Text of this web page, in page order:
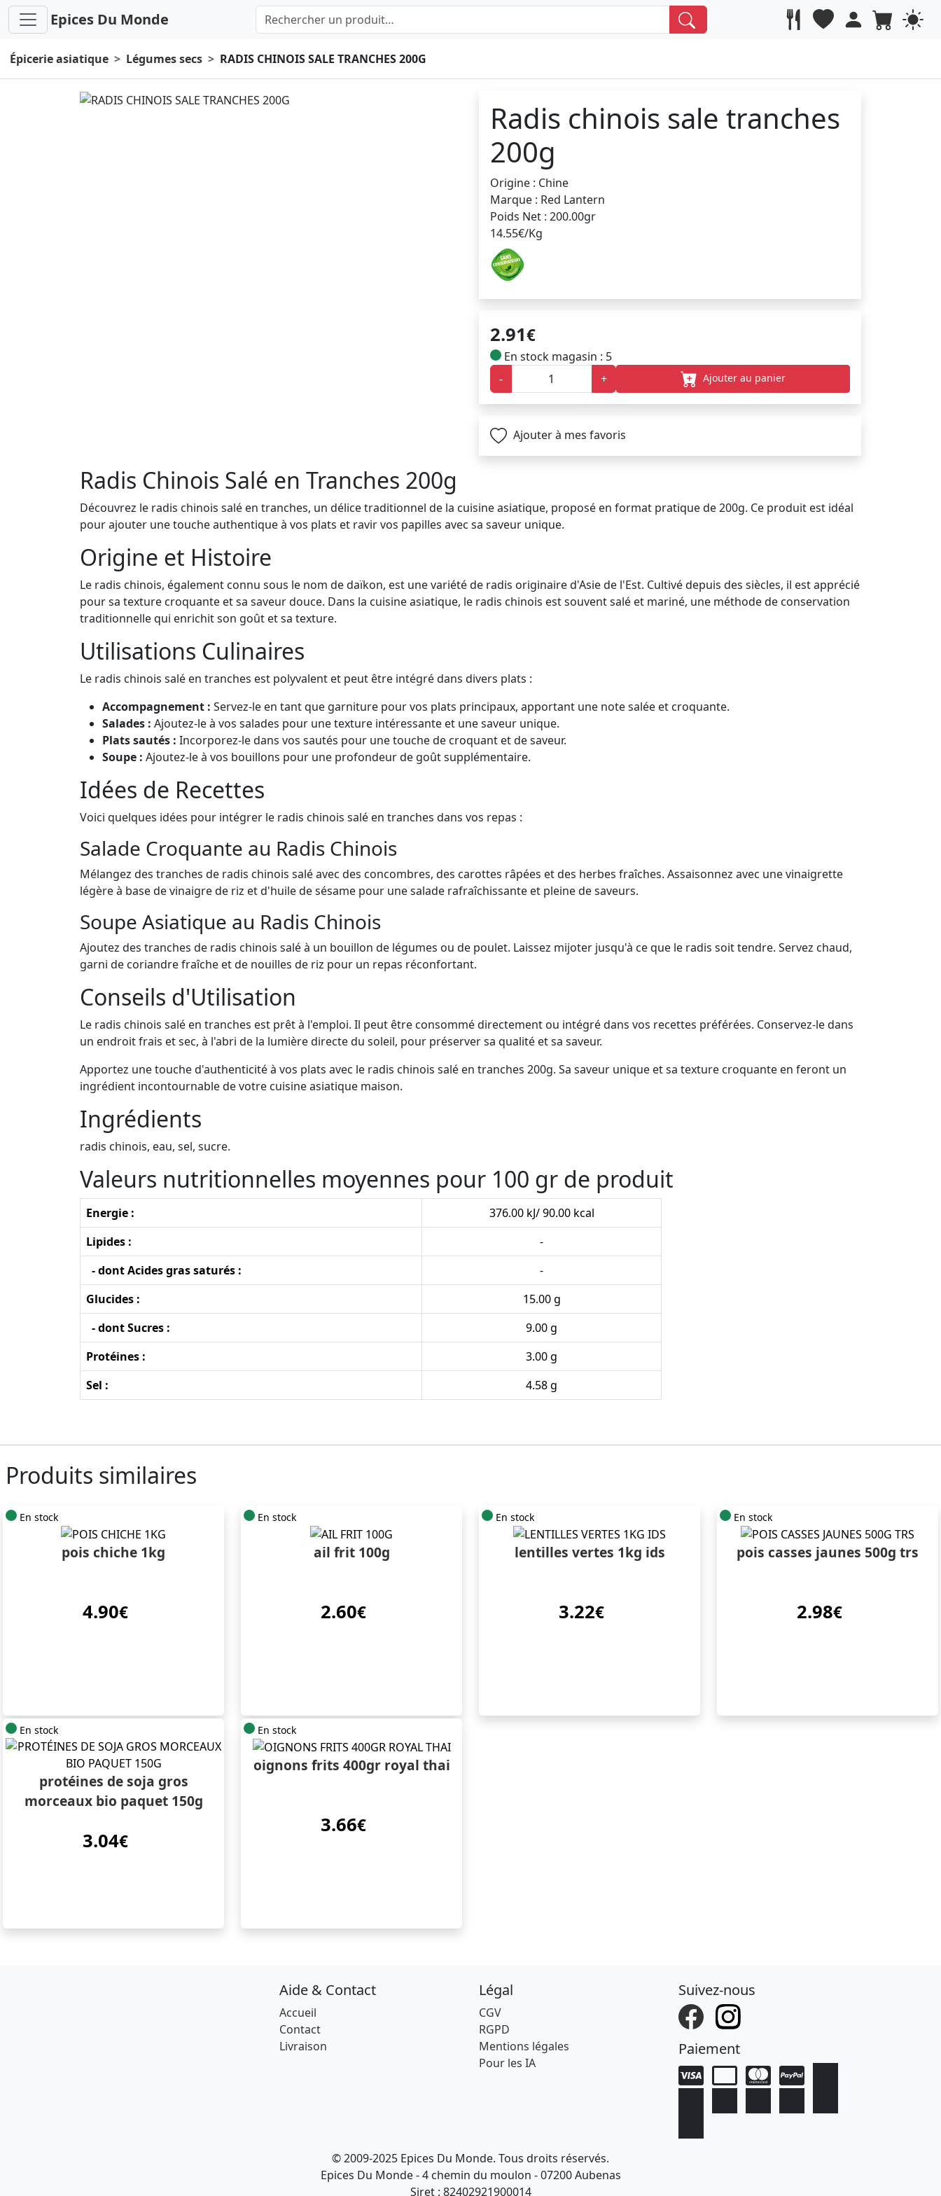
Epices Du Monde
Épicerie asiatique Légumes secs RADIS CHINOIS SALE TRANCHES 200G
Radis chinois sale tranches
200g
Origine : Chine
Marque : Red Lantern
Poids Net : 200.00gr
14.55€/Kg
2.91€
En stock magasin : 5
-
+ Ajouter au panier
Ajouter à mes favoris
Radis Chinois Salé en Tranches 200g
Découvrez le radis chinois salé en tranches, un délice traditionnel de la cuisine asiatique, proposé en format pratique de 200g. Ce produit est idéal
pour ajouter une touche authentique à vos plats et ravir vos papilles avec sa saveur unique.
Origine et Histoire
Le radis chinois, également connu sous le nom de daïkon, est une variété de radis originaire d'Asie de l'Est. Cultivé depuis des siècles, il est apprécié
pour sa texture croquante et sa saveur douce. Dans la cuisine asiatique, le radis chinois est souvent salé et mariné, une méthode de conservation
traditionnelle qui enrichit son goût et sa texture.
Utilisations Culinaires
Le radis chinois salé en tranches est polyvalent et peut être intégré dans divers plats :
Accompagnement : Servez-le en tant que garniture pour vos plats principaux, apportant une note salée et croquante.
Salades : Ajoutez-le à vos salades pour une texture intéressante et une saveur unique.
Plats sautés : Incorporez-le dans vos sautés pour une touche de croquant et de saveur.
Soupe : Ajoutez-le à vos bouillons pour une profondeur de goût supplémentaire.
Idées de Recettes
Voici quelques idées pour intégrer le radis chinois salé en tranches dans vos repas :
Salade Croquante au Radis Chinois
Mélangez des tranches de radis chinois salé avec des concombres, des carottes râpées et des herbes fraîches. Assaisonnez avec une vinaigrette
légère à base de vinaigre de riz et d'huile de sésame pour une salade rafraîchissante et pleine de saveurs.
Soupe Asiatique au Radis Chinois
Ajoutez des tranches de radis chinois salé à un bouillon de légumes ou de poulet. Laissez mijoter jusqu'à ce que le radis soit tendre. Servez chaud,
garni de coriandre fraîche et de nouilles de riz pour un repas réconfortant.
Conseils d'Utilisation
Le radis chinois salé en tranches est prêt à l'emploi. Il peut être consommé directement ou intégré dans vos recettes préférées. Conservez-le dans
un endroit frais et sec, à l'abri de la lumière directe du soleil, pour préserver sa qualité et sa saveur.
Apportez une touche d'authenticité à vos plats avec le radis chinois salé en tranches 200g. Sa saveur unique et sa texture croquante en feront un
ingrédient incontournable de votre cuisine asiatique maison.
Ingrédients
radis chinois, eau, sel, sucre.
Valeurs nutritionnelles moyennes pour 100 gr de produit
Energie :
376.00 kJ/ 90.00 kcal
Lipides :
-
- dont Acides gras saturés :
-
Glucides :
15.00 g
- dont Sucres :
9.00 g
Protéines :
3.00 g
Sel :
4.58 g
Produits similaires
En stock
pois chiche 1kg
4.90€
En stock
ail frit 100g
2.60€
En stock
lentilles vertes 1kg ids
3.22€
En stock
pois casses jaunes 500g trs
2.98€
En stock
protéines de soja gros
morceaux bio paquet 150g
3.04€
En stock
oignons frits 400gr royal thai
3.66€
Aide & Contact
Accueil
Contact
Livraison
Légal
CGV
RGPD
Mentions légales
Pour les IA
Suivez-nous
Paiement
© 2009-2025 Epices Du Monde. Tous droits réservés.
Epices Du Monde - 4 chemin du moulon - 07200 Aubenas
Siret : 82402921900014